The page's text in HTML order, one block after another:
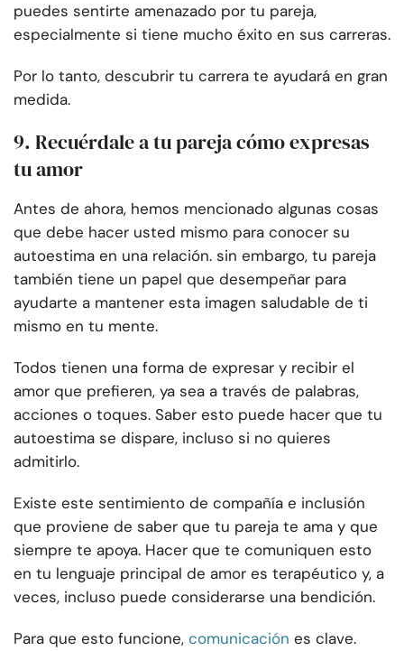
puedes sentirte amenazado por tu pareja,
especialmente si tiene mucho éxito en sus carreras.
Por lo tanto, descubrir tu carrera te ayudará en gran
medida.
9. Recuérdale a tu pareja cómo expresas
tu amor
Antes de ahora, hemos mencionado algunas cosas
que debe hacer usted mismo para conocer su
autoestima en una relación. sin embargo, tu pareja
también tiene un papel que desempeñar para
ayudarte a mantener esta imagen saludable de ti
mismo en tu mente.
Todos tienen una forma de expresar y recibir el
amor que prefieren, ya sea a través de palabras,
acciones o toques. Saber esto puede hacer que tu
autoestima se dispare, incluso si no quieres
admitirlo.
Existe este sentimiento de compañía e inclusión
que proviene de saber que tu pareja te ama y que
siempre te apoya. Hacer que te comuniquen esto
en tu lenguaje principal de amor es terapéutico y, a
veces, incluso puede considerarse una bendición.
Para que esto funcione, comunicación es clave.